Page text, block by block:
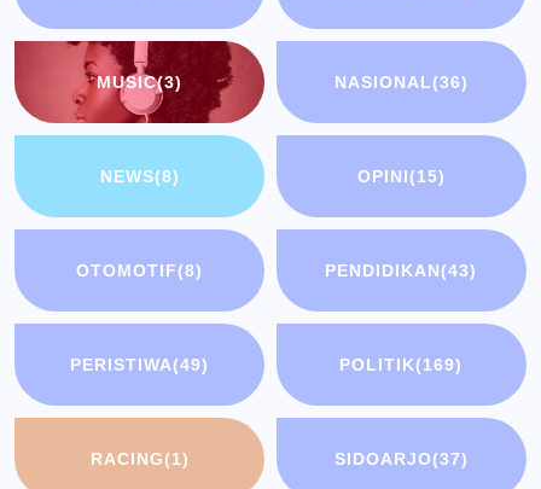
MUSIC(3) NASIONAL(36)
NEWS(8) OPINI(15)
OTOMOTIF(8) PENDIDIKAN(43)
PERISTIWA(49) POLITIK(169)
RACING(1) SIDOARJO(37)